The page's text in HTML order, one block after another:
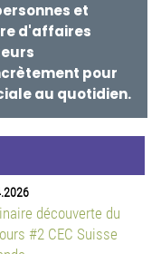
et
d'affaires
pour
au quotidien.
de
en
par
de
par les